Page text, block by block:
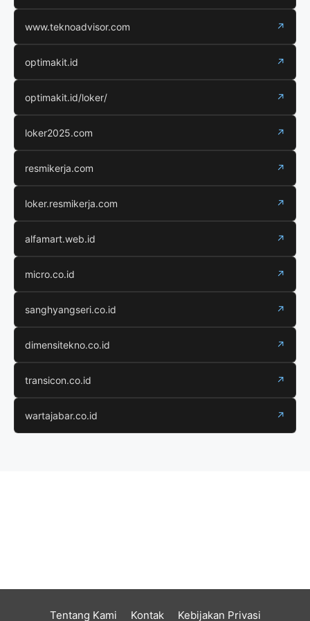
www.teknoadvisor.com ↗
optimakit.id ↗
optimakit.id/loker/ ↗
loker2025.com ↗
resmikerja.com ↗
loker.resmikerja.com ↗
alfamart.web.id ↗
micro.co.id ↗
sanghyangseri.co.id ↗
dimensitekno.co.id ↗
transicon.co.id ↗
wartajabar.co.id ↗
Tentang Kami Kontak Kebijakan Privasi